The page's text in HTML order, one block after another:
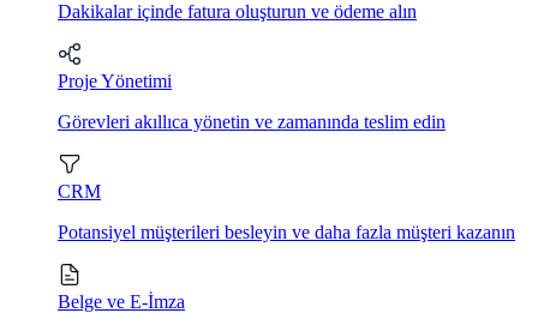
Dakikalar içinde fatura oluşturun ve ödeme alın
Proje Yönetimi
Görevleri akıllıca yönetin ve zamanında teslim edin
CRM
Potansiyel müşterileri besleyin ve daha fazla müşteri kazanın
Belge ve E-İmza